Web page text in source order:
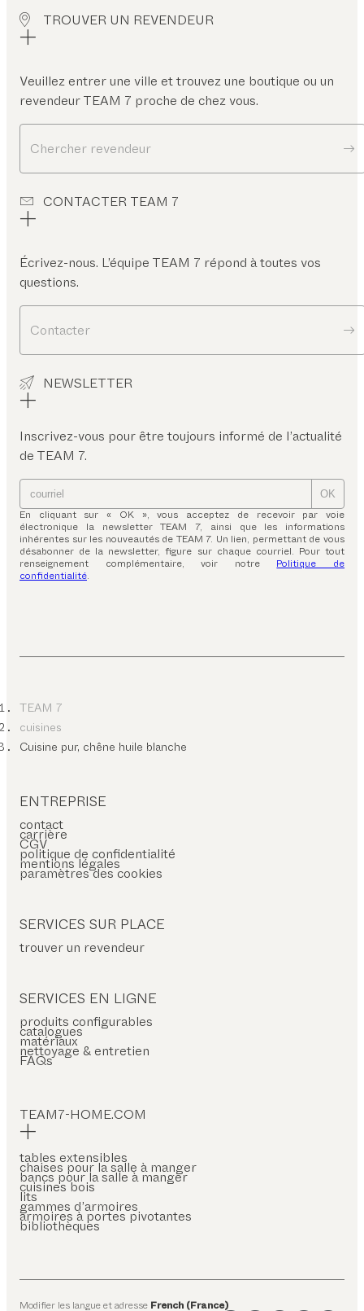
TROUVER UN REVENDEUR
Veuillez entrer une ville et trouvez une boutique ou un
revendeur TEAM 7 proche de chez vous.
Chercher revendeur
CONTACTER TEAM 7
Écrivez-nous. L’équipe TEAM 7 répond à toutes vos
questions.
Contacter
NEWSLETTER
Inscrivez-vous pour être toujours informé de l’actualité
de TEAM 7.
OK
En cliquant sur « OK », vous acceptez de recevoir par voie
électronique la newsletter TEAM 7, ainsi que les informations
inhérentes sur les nouveautés de TEAM 7. Un lien, permettant de vous
désabonner de la newsletter, figure sur chaque courriel. Pour tout
renseignement complémentaire, voir notre Politique de
confidentialité.
TEAM 7
cuisines
Cuisine pur, chêne huile blanche
ENTREPRISE
contact
carrière
CGV
politique de confidentialité
mentions légales
paramètres des cookies
SERVICES SUR PLACE
trouver un revendeur
SERVICES EN LIGNE
produits configurables
catalogues
matériaux
nettoyage & entretien
FAQs
TEAM7-HOME.COM
tables extensibles
chaises pour la salle à manger
bancs pour la salle à manger
cuisines bois
lits
gammes d’armoires
armoires à portes pivotantes
bibliothèques
Modifier les langue et adresse French (France)